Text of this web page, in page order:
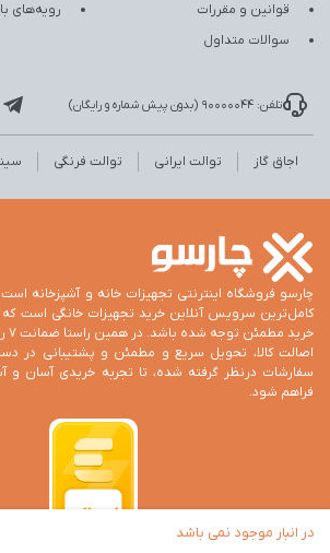
در انبار موجود نمی باشد
قوانین و مقررات
سوالات متداول
رویه‌های
تلفن: 90000044 (بدون پیش شماره و رایگان)
اجاق گاز توالت ایرانی توالت فرنگی
چارسو فروشگاه اینترنتی تجهیزات خانه و آشپزخانه
کامل‌ترین سرویس آنلاین خرید تجهیزات خانگی است
اصالت کالا، تحویل سریع و مطمئن و پشتیبانی در
سفارشات درنظر گرفته شده، تا تجربه خریدی آسان و
فراهم شود.